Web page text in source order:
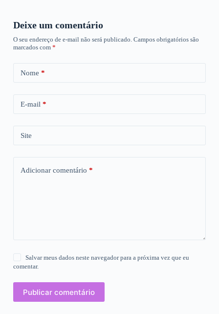
Deixe um comentário
O seu endereço de e-mail não será publicado. Campos obrigatórios são
marcados com *
Nome *
E-mail *
Site
Adicionar comentário *
Salvar meus dados neste navegador para a próxima vez que eu
comentar.
Publicar comentário